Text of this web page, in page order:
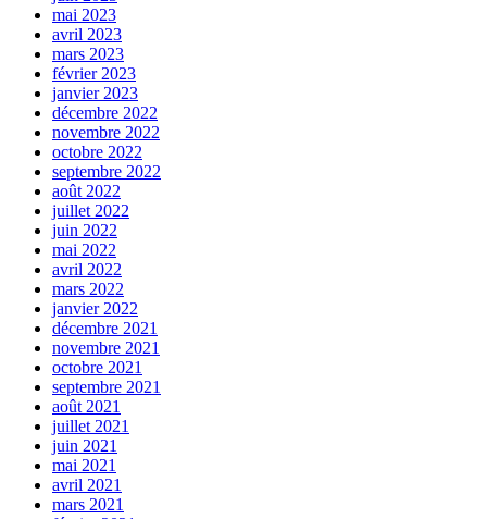
mai 2023
avril 2023
mars 2023
février 2023
janvier 2023
décembre 2022
novembre 2022
octobre 2022
septembre 2022
août 2022
juillet 2022
juin 2022
mai 2022
avril 2022
mars 2022
janvier 2022
décembre 2021
novembre 2021
octobre 2021
septembre 2021
août 2021
juillet 2021
juin 2021
mai 2021
avril 2021
mars 2021